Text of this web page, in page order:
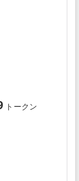
トークン